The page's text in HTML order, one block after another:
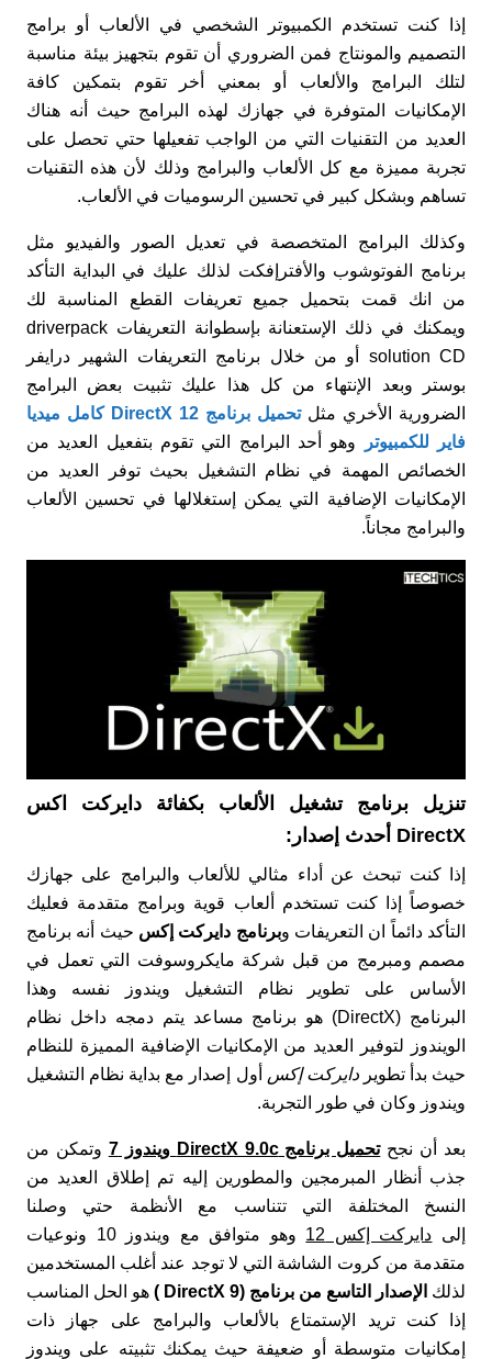
إذا كنت تستخدم الكمبيوتر الشخصي في الألعاب أو برامج
التصميم والمونتاج فمن الضروري أن تقوم بتجهيز بيئة مناسبة
لتلك البرامج والألعاب أو بمعني أخر تقوم بتمكين كافة
الإمكانيات المتوفرة في جهازك لهذه البرامج حيث أنه هناك
العديد من التقنيات التي من الواجب تفعيلها حتي تحصل على
تجربة مميزة مع كل الألعاب والبرامج وذلك لأن هذه التقنيات
تساهم وبشكل كبير في تحسين الرسوميات في الألعاب.
وكذلك البرامج المتخصصة في تعديل الصور والفيديو مثل
برنامج الفوتوشوب والأفترإفكت لذلك عليك في البداية التأكد
من انك قمت بتحميل جميع تعريفات القطع المناسبة لك
ويمكنك في ذلك الإستعنانة بإسطوانة التعريفات driverpack
solution CD أو من خلال برنامج التعريفات الشهير درايفر
بوستر وبعد الإنتهاء من كل هذا عليك تثبيت بعض البرامج
الضرورية الأخري مثل
تحميل برنامج DirectX 12 كامل ميديا
فاير للكمبيوتر
وهو أحد البرامج التي تقوم بتفعيل العديد من
الخصائص المهمة في نظام التشغيل بحيث توفر العديد من
الإمكانيات الإضافية التي يمكن إستغلالها في تحسين الألعاب
والبرامج مجاناً.
تنزيل برنامج تشغيل الألعاب بكفائة دايركت اكس
DirectX أحدث إصدار:
إذا كنت تبحث عن أداء مثالي للألعاب والبرامج على جهازك
خصوصاً إذا كنت تستخدم ألعاب قوية وبرامج متقدمة فعليك
التأكد دائماً ان التعريفات وبرنامج دايركت إكس حيث أنه برنامج
مصمم ومبرمج من قبل شركة مايكروسوفت التي تعمل في
الأساس على تطوير نظام التشغيل ويندوز نفسه وهذا
البرنامج (DirectX) هو برنامج مساعد يتم دمجه داخل نظام
الويندوز لتوفير العديد من الإمكانيات الإضافية المميزة للنظام
حيث بدأ تطويردايركت إكس أول إصدار مع بداية نظام التشغيل
ويندوز وكان في طور التجربة.
بعد أن نجحتحميل برنامج DirectX 9.0c ويندوز 7
وتمكن من
جذب أنظار المبرمجين والمطورين إليه تم إطلاق العديد من
النسخ المختلفة التي تتناسب مع الأنظمة حتي وصلنا
إلى دايركت إكس 12
وهو متوافق مع ويندوز 10 ونوعيات
متقدمة من كروت الشاشة التي لا توجد عند أغلب المستخدمين
لذلك الإصدار التاسع من برنامج (DirectX 9 )
هو الحل المناسب
إذا كنت تريد الإستمتاع بالألعاب والبرامج على جهاز ذات
إمكانيات متوسطة أو ضعيفة حيث يمكنك تثبيته على ويندوز